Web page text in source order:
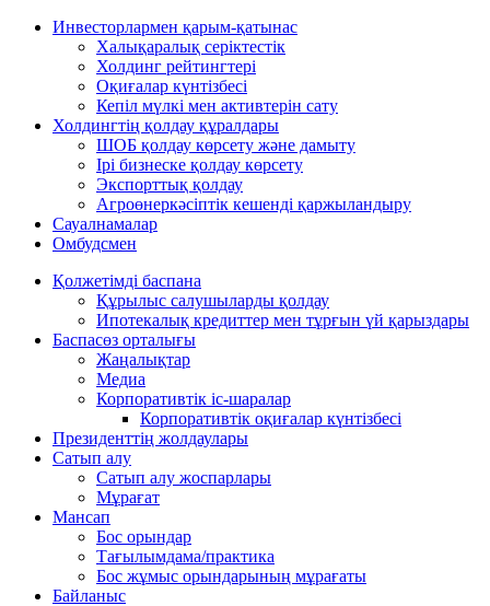
Инвесторлармен қарым-қатынас
Халықаралық серіктестік
Холдинг рейтингтері
Оқиғалар күнтізбесі
Кепіл мүлкі мен активтерін сату
Холдингтің қолдау құралдары
ШОБ қолдау көрсету және дамыту
Ірі бизнеске қолдау көрсету
Экспорттық қолдау
Агроөнеркәсіптік кешенді қаржыландыру
Сауалнамалар
Омбудсмен
Қолжетімді баспана
Құрылыс салушыларды қолдау
Ипотекалық кредиттер мен тұрғын үй қарыздары
Баспасөз орталығы
Жаңалықтар
Медиа
Корпоративтік іс-шаралар
Корпоративтік оқиғалар күнтізбесі
Президенттің жолдаулары
Сатып алу
Сатып алу жоспарлары
Мұрағат
Мансап
Бос орындар
Тағылымдама/практика
Бос жұмыс орындарының мұрағаты
Байланыс